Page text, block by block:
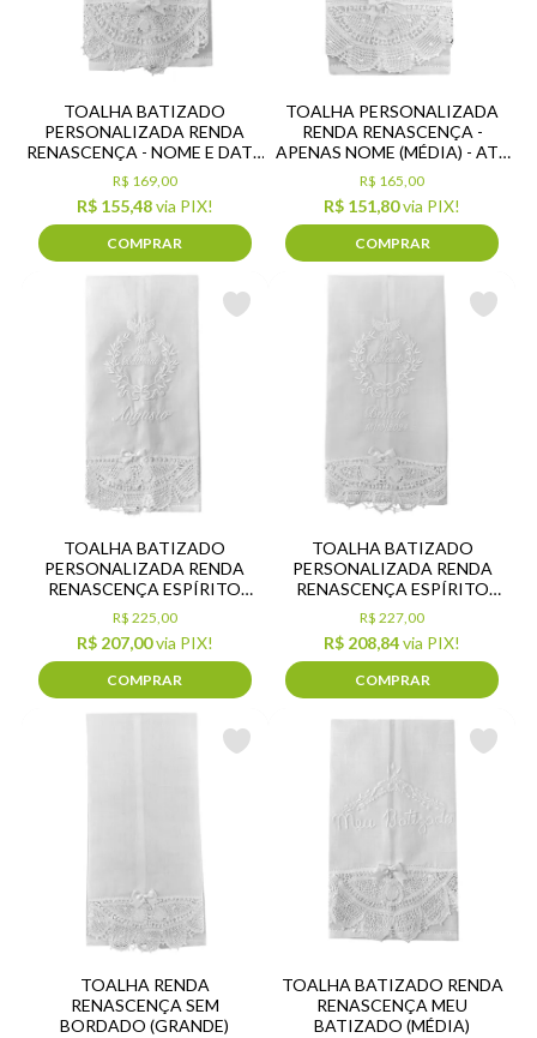
TOALHA BATIZADO
PERSONALIZADA RENDA
RENASCENÇA - NOME E DATA
(MÉDIA)
R$ 155,48via PIX!
R$ 169,00
COMPRAR
TOALHA PERSONALIZADA
RENDA RENASCENÇA -
APENAS NOME (MÉDIA) - ATÉ
2 NOMES NA MESMA LINHA
R$ 151,80via PIX!
R$ 165,00
COMPRAR
TOALHA BATIZADO
PERSONALIZADA RENDA
RENASCENÇA ESPÍRITO
SANTO - NOME (GRANDE)
R$ 207,00via PIX!
R$ 225,00
COMPRAR
TOALHA BATIZADO
PERSONALIZADA RENDA
RENASCENÇA ESPÍRITO
SANTO - NOME E DATA
(GRANDE)
R$ 208,84via PIX!
R$ 227,00
COMPRAR
TOALHA RENDA
RENASCENÇA SEM
BORDADO (GRANDE)
TOALHA BATIZADO RENDA
RENASCENÇA MEU
BATIZADO (MÉDIA)